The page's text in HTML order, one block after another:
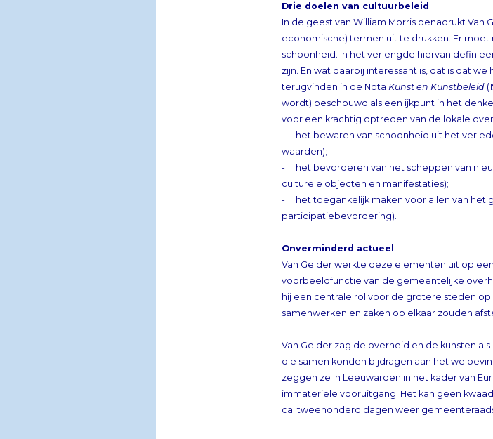
Drie doelen van cultuurbeleid
In de geest van William Morris benadrukt
economische) termen uit te drukken. Er
schoonheid. In het verlengde hiervan
zijn. En wat daarbij interessant is, dat is
terugvinden in de Nota Kunst en Kunstbeleid
voor een krachtig optreden van de lokale
- het bewaren van schoonheid uit het
waarden);
- het bevorderen van het scheppen van
culturele objecten en manifestaties);
- het toegankelijk maken voor allen van het
participatiebevordering).
Onverminderd actueel
Van Gelder werkte deze elementen uit op
voorbeeldfunctie van de gemeentelijke
hij een centrale rol voor de grotere steden
samenwerken en zaken op elkaar zouden
Van Gelder zag de overheid en de kunsten
die samen konden bijdragen aan het
zeggen ze in Leeuwarden in het kader van
immateriële vooruitgang. Het kan geen
ca. tweehonderd dagen weer